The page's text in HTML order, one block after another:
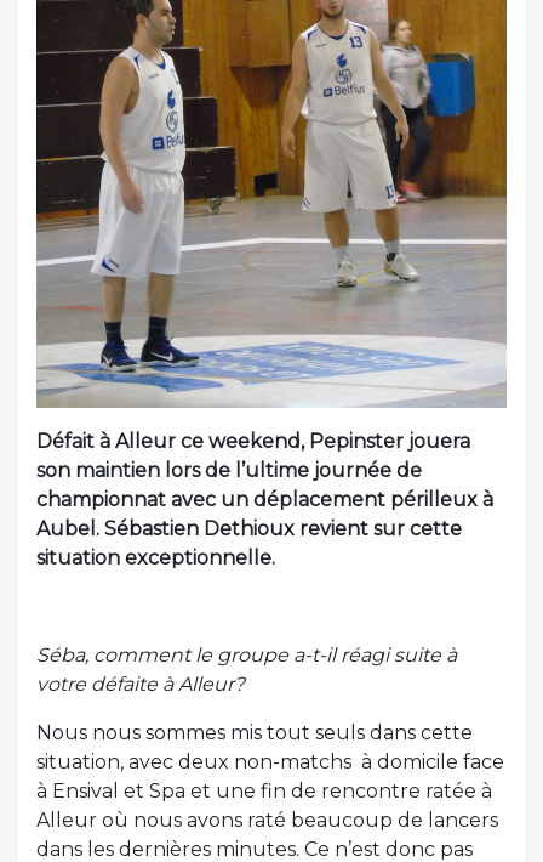
Défait à Alleur ce weekend, Pepinster jouera
son maintien lors de l’ultime journée de
championnat avec un déplacement périlleux à
Aubel. Sébastien Dethioux revient sur cette
situation exceptionnelle.
Séba, comment le groupe a-t-il réagi suite à
votre défaite à Alleur?
Nous nous sommes mis tout seuls dans cette
situation, avec deux non-matchs à domicile face
à Ensival et Spa et une fin de rencontre ratée à
Alleur où nous avons raté beaucoup de lancers
dans les dernières minutes. Ce n’est donc pas